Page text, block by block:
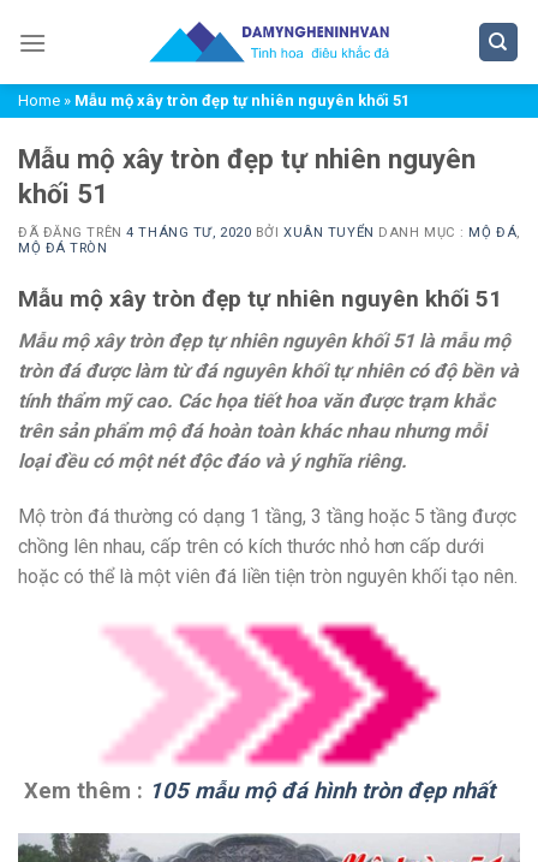
đến
dungHome » Mẫu mộ xây tròn đẹp tự nhiên nguyên khối 51
Mẫu mộ xây tròn đẹp tự nhiên nguyên
khối 51
ĐÃ ĐĂNG TRÊN4 THÁNG TƯ, 2020 BỞIXUÂN TUYỂN DANH MỤC : MỘ ĐÁ,
MỘ ĐÁ TRÒN
Mẫu mộ xây tròn đẹp tự nhiên nguyên khối 51
Mẫu mộ xây tròn đẹp tự nhiên nguyên khối 51 là mẫu mộ
tròn đá được làm từ đá nguyên khối tự nhiên có độ bền và
tính thẩm mỹ cao. Các họa tiết hoa văn được trạm khắc
trên sản phẩm mộ đá hoàn toàn khác nhau nhưng mỗi
loại đều có một nét độc đáo và ý nghĩa riêng.
Mộ tròn đá thường có dạng 1 tầng, 3 tầng hoặc 5 tầng được
chồng lên nhau, cấp trên có kích thước nhỏ hơn cấp dưới
hoặc có thể là một viên đá liền tiện tròn nguyên khối tạo nên.
Xem thêm : 105 mẫu mộ đá hình tròn đẹp nhất